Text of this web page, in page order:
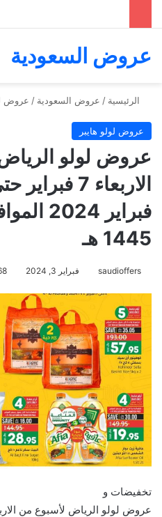
عروض السعودية
الرئيسية / عروض السعودية / عروض
عروض لولو هايبر
عروض لولو
1445 هـ
saudioffers فبراير 3, 2024
تخفيضات و